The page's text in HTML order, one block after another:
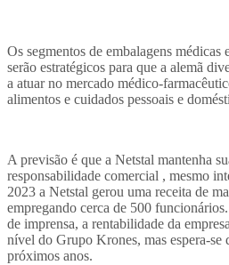
Os segmentos de embalagens médicas
serão estratégicos para que a alemã
a atuar no mercado médico-
alimentos e cuidados pessoais e
A previsão é que a Netstal mantenha
responsabilidade comercial , mesmo
2023 a Netstal gerou uma receita de
empregando cerca de 500
de imprensa, a rentabilidade da
nível do Grupo Krones, mas espera-se
próximos anos.